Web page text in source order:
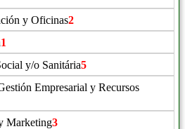
y Oficinas2
1
y/o Sanitária5
Empresarial y Recursos
Marketing3